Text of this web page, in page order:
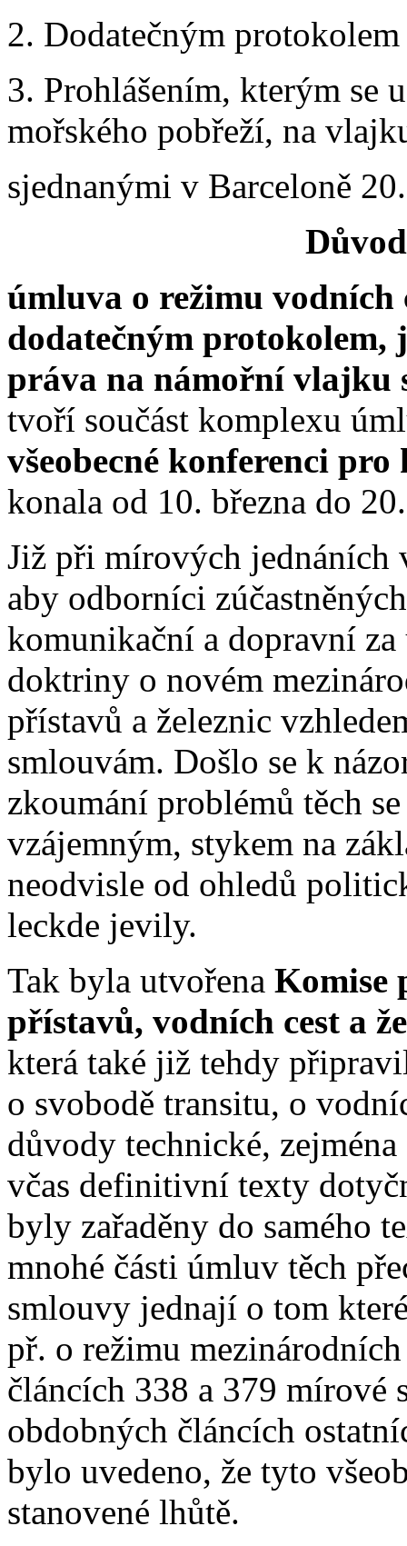
2. Dodatečným
3. Prohlášením, kterým se
mořského pobřeží, na
sjednanými v Barceloně
úmluva o režimu vodních
dodatečným protokolem,
práva na námořní vlajku
tvoří součást komplexu
všeobecné konferenci
konala od 10. března do
Již při mírových jednáních
aby odborníci
komunikační a dopravní za
doktriny o novém
přístavů a železnic
smlouvám. Došlo se k
zkoumání problémů těch
vzájemným, stykem na
neodvisle od ohledů
leckde jevily.
Tak byla utvořena Komise
přístavů, vodních cest a
která také již tehdy
o svobodě transitu, o
důvody technické,
včas definitivní texty
byly zařaděny do samého
mnohé části úmluv těch
smlouvy jednají o tom
př. o režimu
článcích 338 a 379 mírové
obdobných článcích
bylo uvedeno, že tyto
stanovené lhůtě.